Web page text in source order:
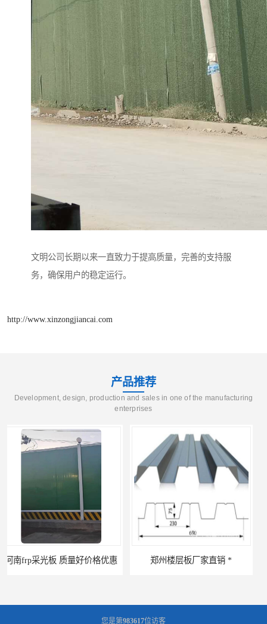
文明公司长期以来一直致力于提高质量，完善的支持服
务，确保用户的稳定运行。
http://www.xinzongjiancai.com
产品推荐
Development, design, production and sales in one of the manufacturing
enterprises
郑州楼层板厂家直销 *
您是第983617位访客